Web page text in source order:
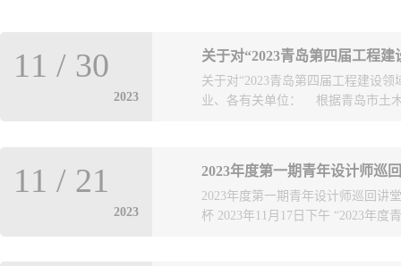
关于对“2023青岛第四届工程
2023
11 / 30
关于对“2023青岛第四届工程建设
业、各有关单位： 根据青岛市土
勘察设计协会、青岛市崂山区工程
发的《关于举办“2O23青岛第四届
竞赛的参赛工作，经材料审核、专
等奖50项，现对评选结果予以公示
2023年度第一期青年设计师巡
2023
11 / 21
2023年度第一期青年设计师巡回讲
杯 2023年11月17日下午 “2023年度